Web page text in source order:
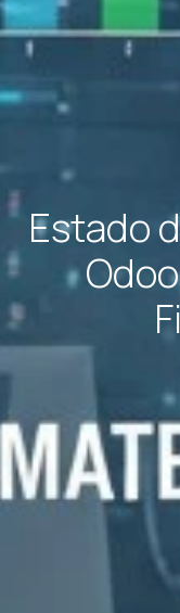
Estado